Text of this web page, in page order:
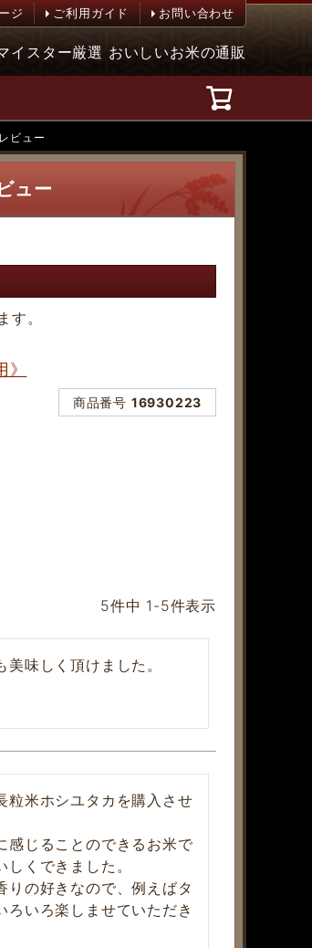
ジ ご利用ガイド お問い合わせ
イスター厳選 おいしいお米の通販
ビュー
ュー
。
商品番号 16930223
5件中 1 -5件表示
味しく頂けました。
粒米ホシユタカを購入させ
感じることのできるお米で
くできました。
りの好きなので、例えばタ
いろ楽しませていただき